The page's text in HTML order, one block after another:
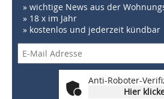
» wichtige News aus der
» 18 x im Jahr
» kostenlos und jederzeit kündbar
Anti-Roboter-
Hier